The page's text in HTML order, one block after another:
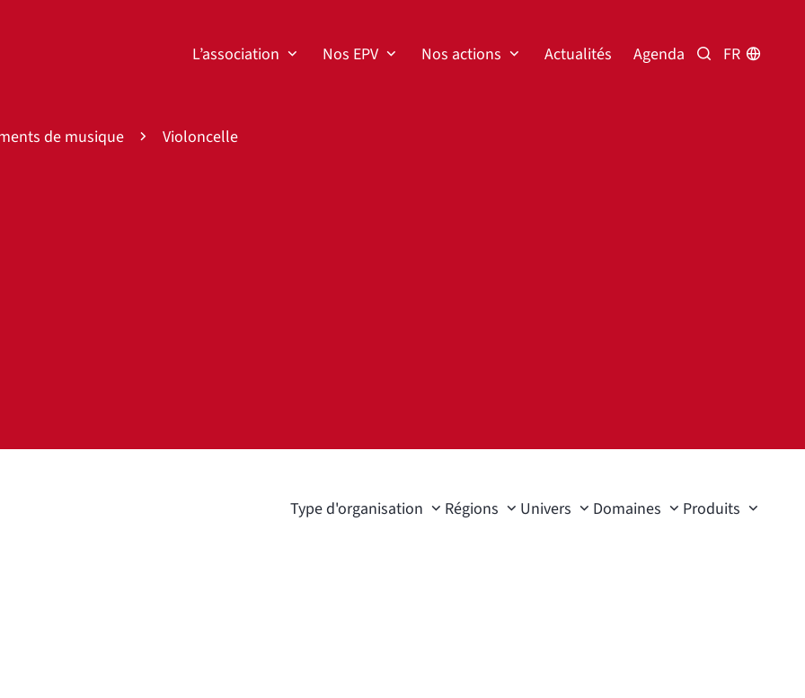
L’association Nos EPV Nos actions Actualités Agenda Rechercher
FR
de musique Violoncelle
Type d'organisation Régions Univers Domaines Produits